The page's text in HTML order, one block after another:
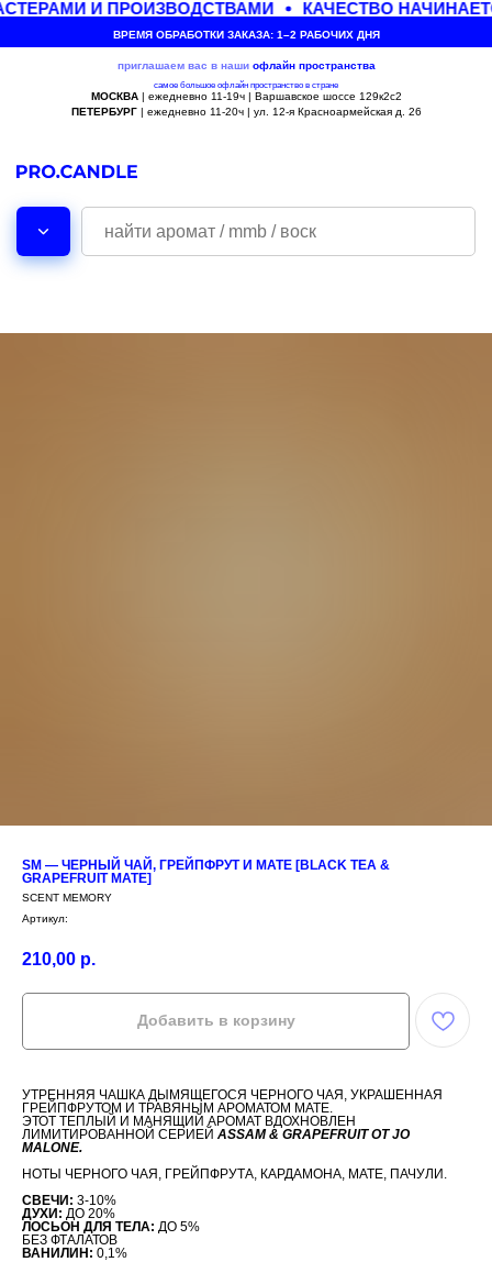
И ПРОИЗВОДСТВАМИ КАЧЕСТВО
ВРЕМЯ ОБРАБОТКИ ЗАКАЗА: 1–2 РАБОЧИХ ДНЯ
приглашаем вас в наши офлайн пространства
самое большое офлайн пространство в стране
МОСКВА| ежедневно 11-19ч | Варшавское шоссе 129к2с2
ПЕТЕРБУРГ| ежедневно 11-20ч | ул. 12-я Красноармейская д. 26
SM — ЧЕРНЫЙ ЧАЙ, ГРЕЙПФРУТ И МАТЕ [BLACK TEA &
GRAPEFRUIT MATE]
SCENT MEMORY
Артикул:
210,00 р.
Добавить в корзину
УТРЕННЯЯ ЧАШКА ДЫМЯЩЕГОСЯ ЧЕРНОГО ЧАЯ, УКРАШЕННАЯ
ГРЕЙПФРУТОМ И ТРАВЯНЫМ АРОМАТОМ МАТЕ.
ЭТОТ ТЕПЛЫЙ И МАНЯЩИЙ АРОМАТ ВДОХНОВЛЕН
ЛИМИТИРОВАННОЙ СЕРИЕЙ ASSAM & GRAPEFRUIT ОТ JO
MALONE.
НОТЫ ЧЕРНОГО ЧАЯ, ГРЕЙПФРУТА, КАРДАМОНА, МАТЕ, ПАЧУЛИ.
СВЕЧИ: 3-10%
ДУХИ: ДО 20%
ЛОСЬОН ДЛЯ ТЕЛА: ДО 5%
БЕЗ ФТАЛАТОВ
ВАНИЛИН: 0,1%